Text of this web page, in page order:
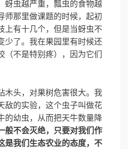
蚜虫越严重，瓢虫的食物越
师那里做课题的时候，起初
上有十几个，但是当蚜虫不
少了。我在果园里有时候还
（不是特别疼），因为它们
木头，对果树危害很大。我
敌的实验，这个虫子叫做花
的幼虫，从而把天牛数量降
般不会灭绝，只要对我们作
是我们生态农业的态度，不